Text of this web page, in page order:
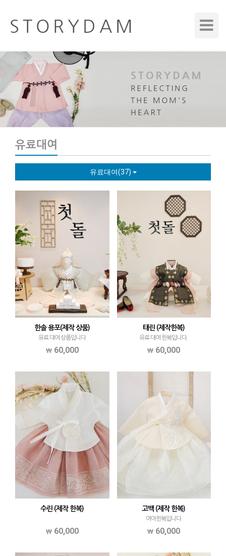
Toggle
유료대여
유료대여(37)
한솔 용포(제작 상품)
유료 대여 상품입니다
60,000
태린 (제작한복)
유료 대여 한복입니다.
60,000
수린 (제작 한복)
60,000
고백 (제작 한복)
여아한복입니다
60,000